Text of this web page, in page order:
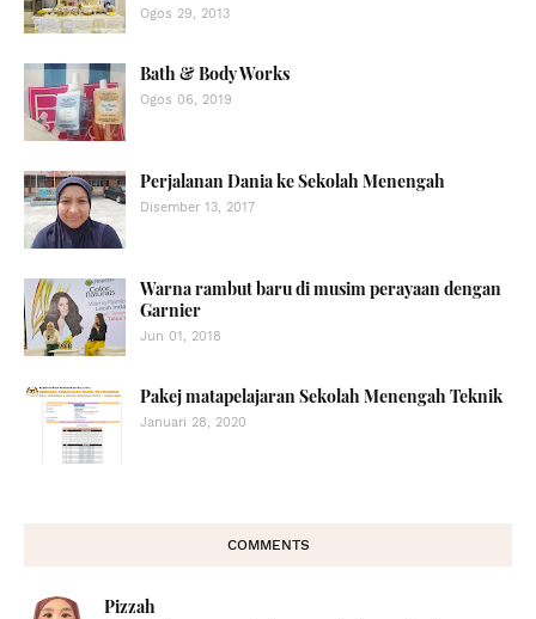
Ogos 29, 2013
Bath & Body Works
Ogos 06, 2019
Perjalanan Dania ke Sekolah Menengah
Disember 13, 2017
Warna rambut baru di musim perayaan dengan
Garnier
Jun 01, 2018
Pakej matapelajaran Sekolah Menengah Teknik
Januari 28, 2020
COMMENTS
Pizzah